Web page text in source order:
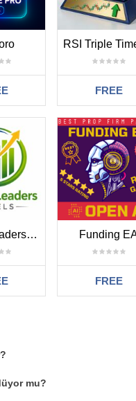
FREE
VolumeLeaders Levels Funding
FREE
mu?